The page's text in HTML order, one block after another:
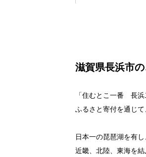
滋賀県長浜市
「住むとこ一番 長浜
ふるさと寄付を通じ
日本一の琵琶湖を有
近畿、北陸、東海を